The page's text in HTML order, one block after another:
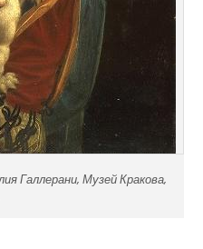
Галлерани, Музей Кракова,